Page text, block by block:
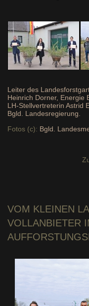
Leiter des
Heinrich Dorner, Energie
LH-Stellvertreterin Astrid
Bgld. Landesregierung.
Fotos (c): Bgld.
VOM KLEINEN
VOLLANBIETER